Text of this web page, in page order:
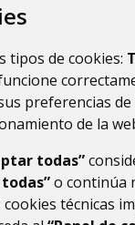
tipos de cookies:
preferencias de
de la
todas”
o continúa
técnicas